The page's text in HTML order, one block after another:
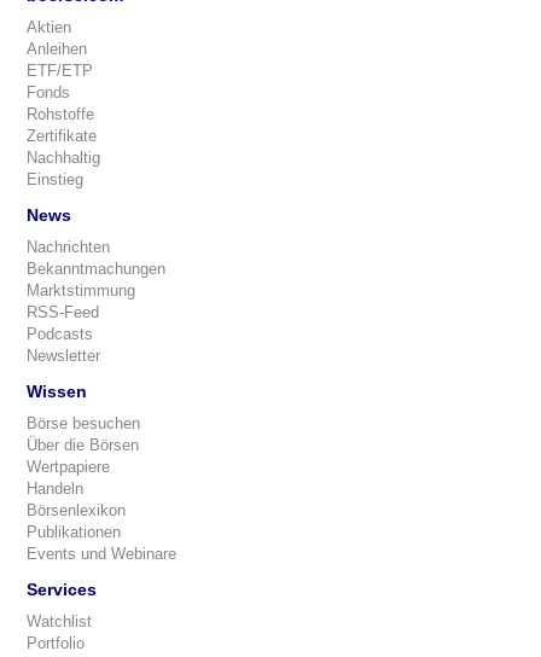
Aktien
Anleihen
ETF/ETP
Fonds
Rohstoffe
Zertifikate
Nachhaltig
Einstieg
News
Nachrichten
Bekanntmachungen
Marktstimmung
RSS-Feed
Podcasts
Newsletter
Wissen
Börse besuchen
Über die Börsen
Wertpapiere
Handeln
Börsenlexikon
Publikationen
Events und Webinare
Services
Watchlist
Portfolio